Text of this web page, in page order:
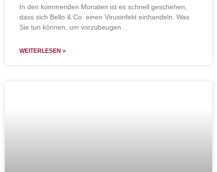
In den kommenden Monaten ist es schnell geschehen,
dass sich Bello & Co. einen Virusinfekt einhandeln. Was
Sie tun können, um vorzubeugen…
WEITERLESEN »